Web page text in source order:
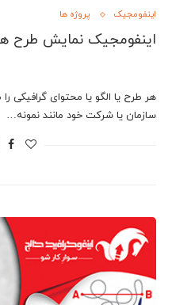
اینفومجیک پروژه ها
اینفومجیک نمایش طرح ها
هر طرح یا الگو یا محتوای گرافیکی
سازمان یا شرکت خود مانند نمونه…